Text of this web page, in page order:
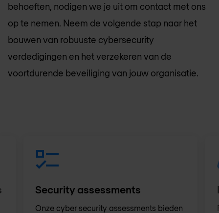
behoeften, nodigen we je uit om contact met ons
op te nemen. Neem de volgende stap naar het
bouwen van robuuste cybersecurity
verdedigingen en het verzekeren van de
voortdurende beveiliging van jouw organisatie.
Security assessments
Onze cyber security assessments bieden